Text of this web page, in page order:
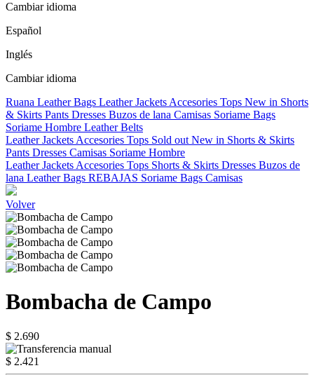
Cambiar idioma
Español
Inglés
Cambiar idioma
Ruana Leather Bags Leather Jackets Accesories Tops New in Shorts
& Skirts Pants Dresses Buzos de lana Camisas Soriame Bags
Soriame Hombre Leather Belts
Leather Jackets Accesories Tops Sold out New in Shorts & Skirts
Pants Dresses Camisas Soriame Hombre
Leather Jackets Accesories Tops Shorts & Skirts Dresses Buzos de
lana Leather Bags REBAJAS Soriame Bags Camisas
Volver
Bombacha de Campo
$ 2.690
$ 2.421